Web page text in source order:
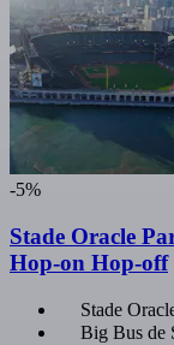
-5%
Stade Oracle
Hop-on Hop-off
Stade
Big Bus de